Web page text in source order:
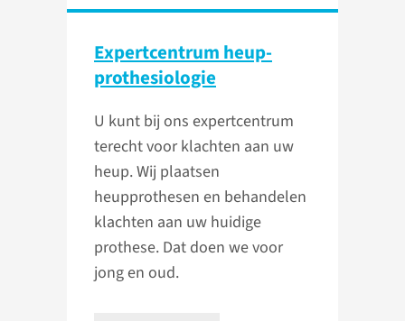
Expertcentrum heup­
prothesiologie
U kunt bij ons expertcentrum
terecht voor klachten aan uw
heup. Wij plaatsen
heupprothesen en behandelen
klachten aan uw huidige
prothese. Dat doen we voor
jong en oud.